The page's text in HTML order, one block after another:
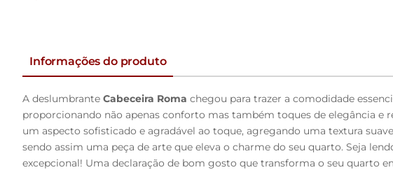
Informações do produto
A deslumbrante Cabeceira Roma chegou para trazer a comodidade
proporcionando não apenas conforto mas também toques de elegância
um aspecto sofisticado e agradável ao toque, agregando uma textura
sendo assim uma peça de arte que eleva o charme do seu quarto. Seja
excepcional! Uma declaração de bom gosto que transforma o seu quarto